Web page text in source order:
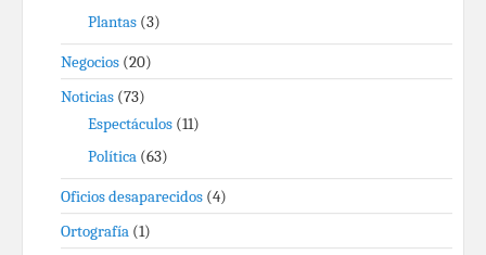
Plantas (3)
Negocios (20)
Noticias (73)
Espectáculos (11)
Política (63)
Oficios desaparecidos (4)
Ortografía (1)